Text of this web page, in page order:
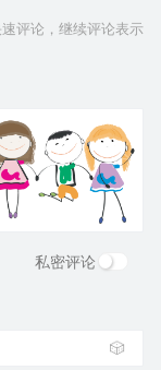
评论，继续评论表示
私密评论
🎲